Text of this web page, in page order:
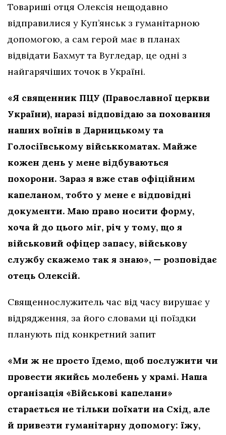
Товариші отця Олексія нещодавно
відправилися у Куп’янськ з гуманітарною
допомогою, а сам герой має в планах
відвідати Бахмут та Вугледар, це одні з
найгарячіших точок в Україні.
«‎Я священник ПЦУ (Православної церкви
України), наразі відповідаю за поховання
наших воїнів в Дарницькому та
Голосіївському військкоматах. Майже
кожен день у мене відбуваються
похорони. Зараз я вже став офіційним
капеланом, тобто у мене є відповідні
документи. Маю право носити форму,
хоча й до цього міг, річ у тому, що я
військовий офіцер запасу, військову
службу скажемо так я знаю», — розповідає
отець Олексій.
Священнослужитель час від часу вирушає у
відрядження, за його словами ці поїздки
планують під конкретний запит
«Ми ж не просто їдемо, щоб послужити чи
провести якийсь молебень у храмі. Наша
організація «Військові капелани»
старається не тільки поїхати на Схід, але
й привезти гуманітарну допомогу: їжу,